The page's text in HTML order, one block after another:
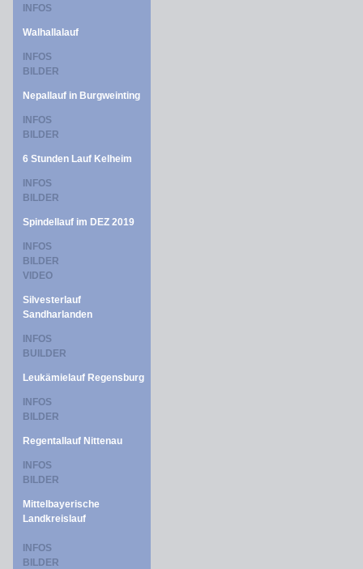
INFOS
Walhallalauf
INFOS
BILDER
Nepallauf in Burgweinting
INFOS
BILDER
6 Stunden Lauf Kelheim
INFOS
BILDER
Spindellauf im DEZ 2019
INFOS
BILDER
VIDEO
Silvesterlauf
Sandharlanden
INFOS
BUILDER
Leukämielauf Regensburg
INFOS
BILDER
Regentallauf Nittenau
INFOS
BILDER
Mittelbayerische
Landkreislauf
INFOS
BILDER